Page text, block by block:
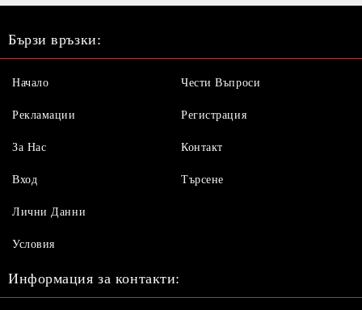
Бързи връзки:
Начало
Рекламации
За Нас
Вход
Чести Въпроси
Регистрация
Контакт
Търсене
Лични Данни
Условия
Информация за контакти: